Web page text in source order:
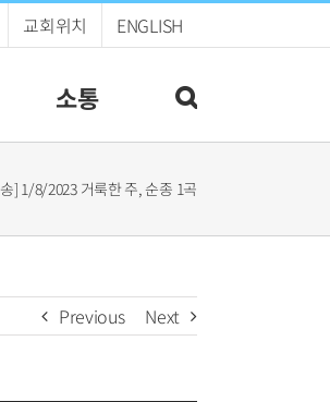
교회위치 ENGLISH
소통
] 1/8/2023 거룩한 주, 순종 1곡
Previous Next